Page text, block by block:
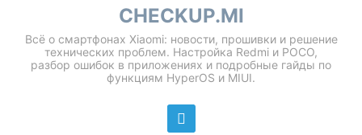
CHECKUP.MI
Всё о смартфонах Xiaomi: новости, прошивки и решение
технических проблем. Настройка Redmi и POCO,
разбор ошибок в приложениях и подробные гайды по
функциям HyperOS и MIUI.